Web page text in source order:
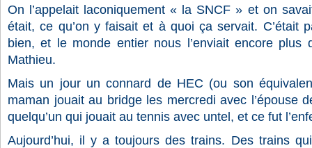
On l’appelait laconiquement « la SNCF » et on
était, ce qu’on y faisait et à quoi ça servait. C’était
bien, et le monde entier nous l’enviait encore plus
Mathieu.
Mais un jour un connard de HEC (ou son
maman jouait au bridge les mercredi avec l’épouse
quelqu’un qui jouait au tennis avec untel, et ce fut
Aujourd’hui, il y a toujours des trains. Des trains